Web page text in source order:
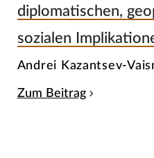
diplomatischen,
sozialen
Andrei Kazantsev-
Zum Beitrag